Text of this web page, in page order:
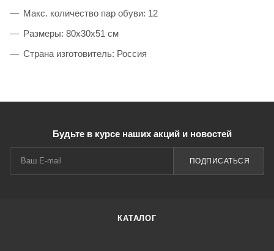
Макс. количество пар обуви: 12
Размеры: 80х30х51 см
Страна изготовитель: Россия
Будьте в курсе наших акций и новостей
ПОДПИСАТЬСЯ
КАТАЛОГ